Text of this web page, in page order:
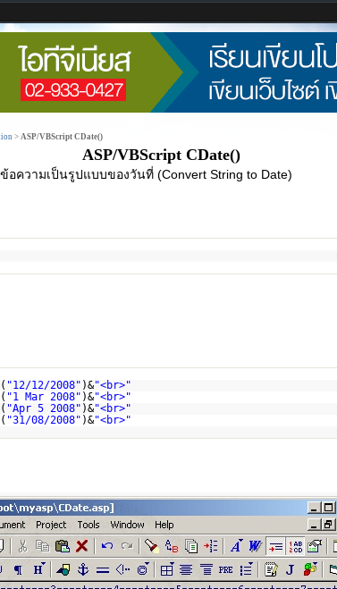
> ASP/VBScript CDate()
ASP/VBScript CDate()
อความเป็นรูปแบบของวันที่ (Convert String to Date)
( "12/12/2008" )&"<br>"
( "1 Mar 2008" )&"<br>"
( "Apr 5 2008" )&"<br>"
( "31/08/2008" )&"<br>"